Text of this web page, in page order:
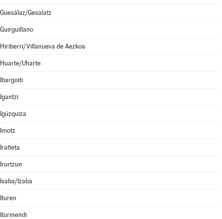
Guesálaz/Gesalatz
Guirguillano
Hiriberri/Villanueva de Aezkoa
Huarte/Uharte
Ibargoiti
Igantzi
Igúzquiza
Imotz
Irañeta
Irurtzun
Isaba/Izaba
Ituren
Iturmendi